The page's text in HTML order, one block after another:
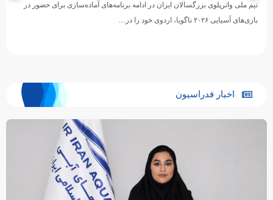
تیم ملی واترپلوی بزرگسالان ایران در ادامه برنامه‌های آماده‌سازی برای حضور در
بازی‌های آسیایی ۲۰۲۶ ناگویا، اردوی خود را در…
اخبار فدراسیون